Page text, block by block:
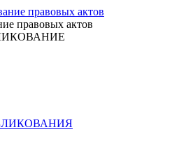
правовых актов